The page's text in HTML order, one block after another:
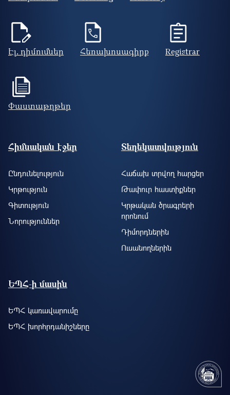
Էլ. դիմումներ Հեռախոսագիրք Registrar
Փաստաթղթեր
Footer site information
Հիմնական էջեր
Ընդունելություն
Կրթություն
Գիտություն
Նորություններ
Տեղեկատվություն
Հաճախ տրվող հարցեր
Թափուր հաստիքներ
Կրթական ծրագրերի
որոնում
Դիմորդներին
Ուսանողներին
ԵՊՀ-ի մասին
ԵՊՀ կառավարումը
ԵՊՀ խորհրդանիշները